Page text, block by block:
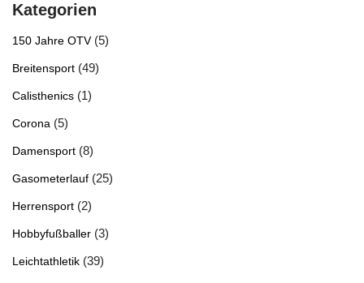
Kategorien
150 Jahre OTV(5)
Breitensport (49)
Calisthenics (1)
Corona (5)
Damensport (8)
Gasometerlauf (25)
Herrensport (2)
Hobbyfußballer (3)
Leichtathletik (39)